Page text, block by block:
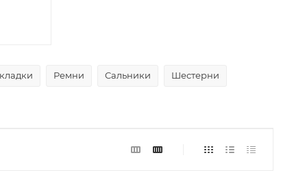
Ремни Сальники Шестерни